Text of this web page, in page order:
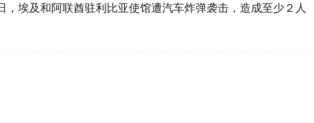
埃及和阿联酋驻利比亚使馆遭汽车炸弹袭击，造成至少２人